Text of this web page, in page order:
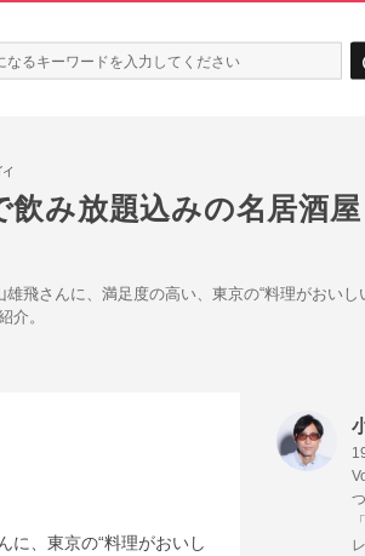
み放題込みの名居酒
飛さんに、満足度の高い、東京の“料理がおいし
介。
に、東京の“料理がおいし